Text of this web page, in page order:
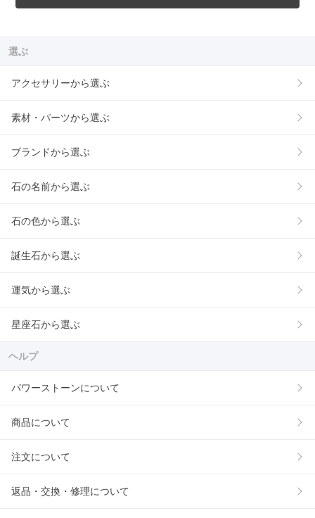
選ぶ
アクセサリーから選ぶ
素材・パーツから選ぶ
ブランドから選ぶ
石の名前から選ぶ
石の色から選ぶ
誕生石から選ぶ
運気から選ぶ
星座石から選ぶ
ヘルプ
パワーストーンについて
商品について
注文について
返品・交換・修理について